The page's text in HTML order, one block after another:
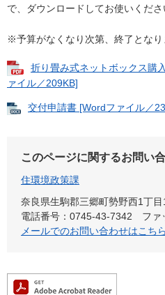
で、ダウンロードしてお使いくださ
※予算がなくなり次第、終了となり
折り畳み式ネットボックス購
ァイル／209KB]
交付申請書 [Wordファイル／
このページに関するお問い
住環境政策課
奈良県生駒郡三郷町勢野西1丁
電話番号：0745-43-7342
ファ
メールでのお問い合わせはこちら